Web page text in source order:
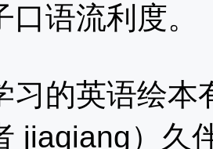
语流利度。
习的英语绘本
jiaqiang）